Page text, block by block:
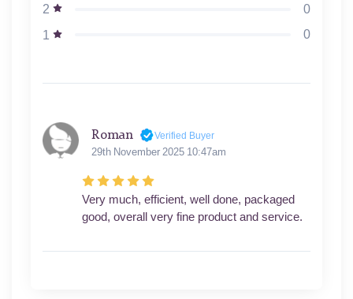
2
0
1
0
Roman Verified Buyer
29th November 2025 10:47am
Very much, efficient, well done, packaged
good, overall very fine product and service.